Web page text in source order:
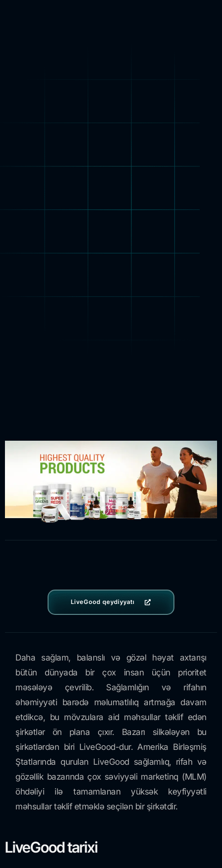
LiveGood qeydiyyatı
Daha sağlam, balanslı və gözəl həyat axtarışı
bütün dünyada bir çox insan üçün prioritet
məsələyə çevrilib. Sağlamlığın və rifahın
əhəmiyyəti barədə məlumatlılıq artmağa davam
etdikcə, bu mövzulara aid məhsullar təklif edən
şirkətlər ön plana çıxır. Bazarı silkələyən bu
şirkətlərdən biri LiveGood-dur. Amerika Birləşmiş
Ştatlarında qurulan LiveGood sağlamlıq, rifah və
gözəllik bazarında çox səviyyəli marketinq (MLM)
öhdəliyi ilə tamamlanan yüksək keyfiyyətli
məhsullar təklif etməklə seçilən bir şirkətdir.
LiveGood tarixi